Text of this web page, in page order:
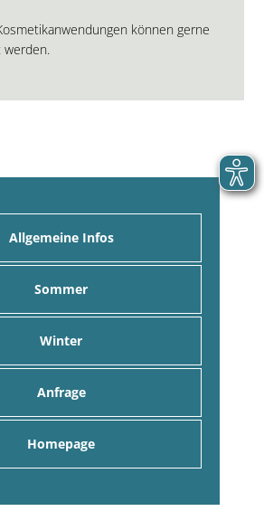
können gerne
werden.
Allgemeine Infos
Sommer
Winter
Anfrage
Homepage